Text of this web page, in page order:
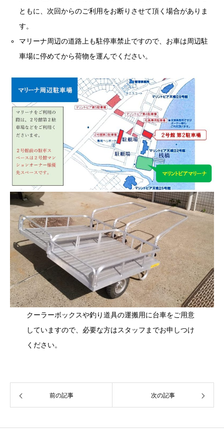
ともに、次回からのご利用をお断りさせて頂く場合がありま
す。
マリーナ周辺の道路上も駐停車禁止ですので、お車は周辺駐
車場に停めてから荷物を運んでください。
クーラーボックスや釣り道具の運搬用に台車をご用意
していますので、必要な方はスタッフまでお申しつけ
ください。
前の記事 次の記事